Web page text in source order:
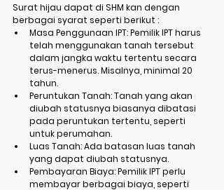
Surat hijau dapat di SHM kan dengan
berbagai syarat seperti berikut :
Masa Penggunaan IPT: Pemilik IPT harus
telah menggunakan tanah tersebut
dalam jangka waktu tertentu secara
terus-menerus. Misalnya, minimal 20
tahun.
Peruntukan Tanah: Tanah yang akan
diubah statusnya biasanya dibatasi
pada peruntukan tertentu, seperti
untuk perumahan.
Luas Tanah: Ada batasan luas tanah
yang dapat diubah statusnya.
Pembayaran Biaya: Pemilik IPT perlu
membayar berbagai biaya, seperti